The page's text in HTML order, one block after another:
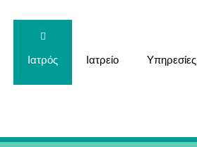
Ιατρός Ιατρείο Υπηρεσίες